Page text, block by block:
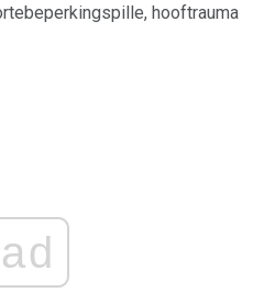
hooftrauma
ad